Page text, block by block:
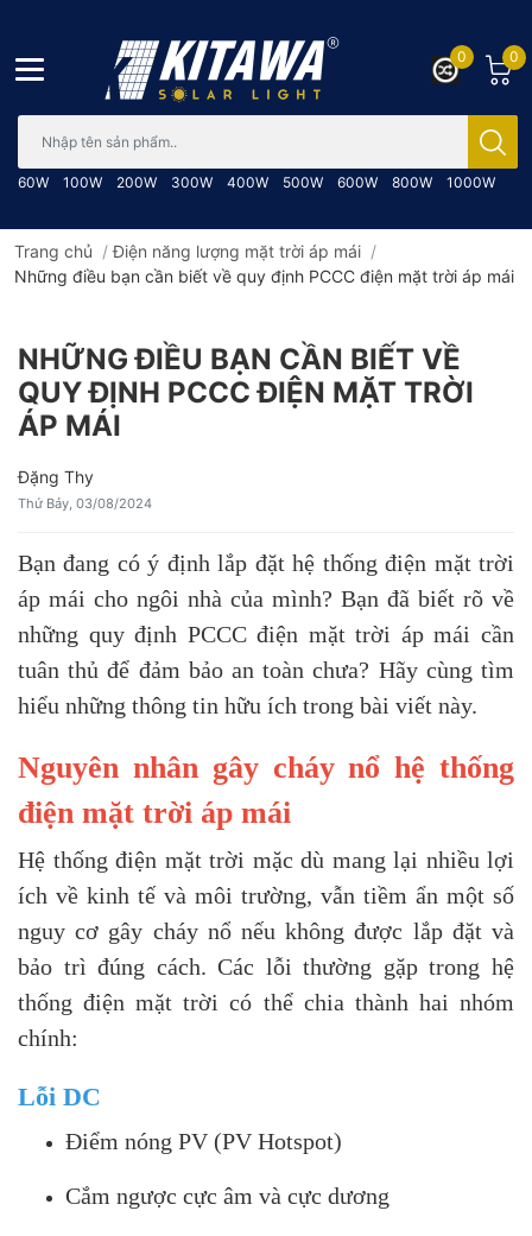
60W 100W 200W 300W 400W 500W 600W 800W 1000W
0
0
Trang chủ /Điện năng lượng mặt trời áp mái /
Những điều bạn cần biết về quy định PCCC điện mặt trời áp mái
NHỮNG ĐIỀU BẠN CẦN BIẾT VỀ
QUY ĐỊNH PCCC ĐIỆN MẶT TRỜI
ÁP MÁI
Đặng Thy
Thứ Bảy, 03/08/2024
Bạn đang có ý định lắp đặt hệ thống điện mặt trời
áp mái cho ngôi nhà của mình? Bạn đã biết rõ về
những quy định PCCC điện mặt trời áp mái cần
tuân thủ để đảm bảo an toàn chưa? Hãy cùng tìm
hiểu những thông tin hữu ích trong bài viết này.
Nguyên nhân gây cháy nổ hệ thống
điện mặt trời áp mái
Hệ thống điện mặt trời mặc dù mang lại nhiều lợi
ích về kinh tế và môi trường, vẫn tiềm ẩn một số
nguy cơ gây cháy nổ nếu không được lắp đặt và
bảo trì đúng cách. Các lỗi thường gặp trong hệ
thống điện mặt trời có thể chia thành hai nhóm
chính:
Lỗi DC
Điểm nóng PV (PV Hotspot)
Cắm ngược cực âm và cực dương